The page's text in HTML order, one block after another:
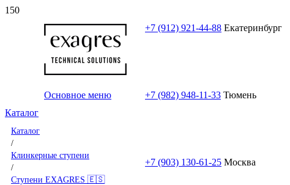
+7 (912) 921-44-88 Екатеринбург
+7 (982) 948-11-33 Тюмень
+7 (903) 130-61-25 Москва
Основное меню
Каталог
Каталог
/
Клинкерные ступени
/
Ступени EXAGRES 🇪🇸